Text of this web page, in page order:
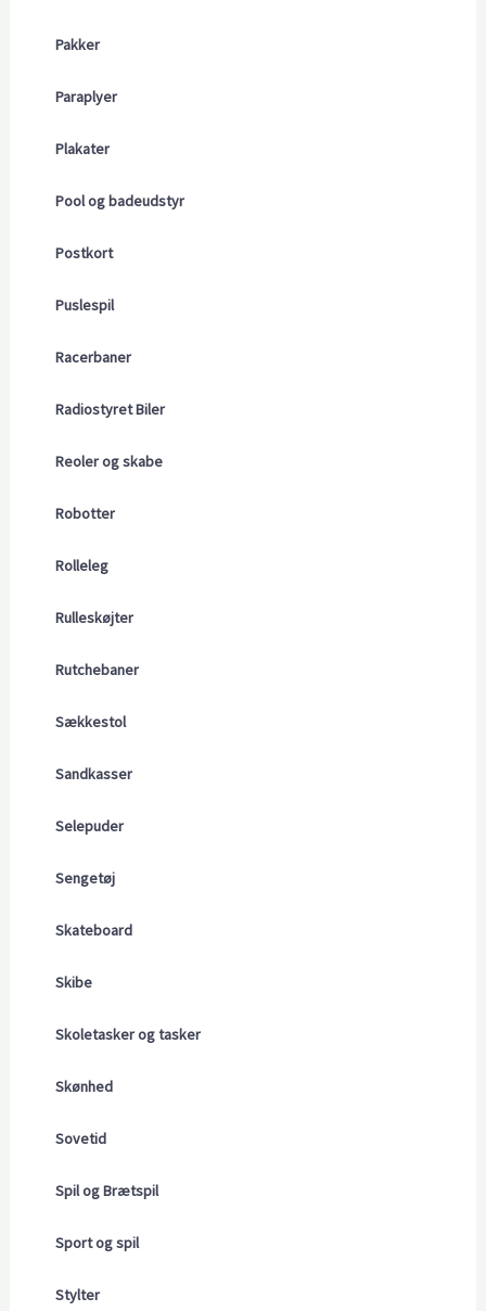
Pakker
Paraplyer
Plakater
Pool og badeudstyr
Postkort
Puslespil
Racerbaner
Radiostyret Biler
Reoler og skabe
Robotter
Rolleleg
Rulleskøjter
Rutchebaner
Sækkestol
Sandkasser
Selepuder
Sengetøj
Skateboard
Skibe
Skoletasker og tasker
Skønhed
Sovetid
Spil og Brætspil
Sport og spil
Stylter